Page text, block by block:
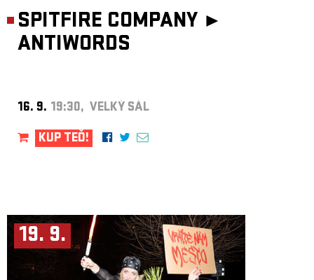
SPITFIRE COMPANY ►
ANTIWORDS
16. 9. 19:30, VELKÝ SÁL
KUP TEĎ!
19. 9.